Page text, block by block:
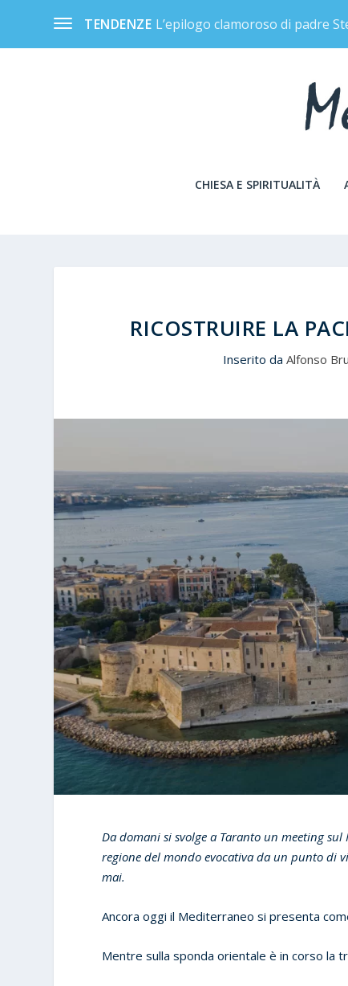
TENDENZE L’epilogo clamoroso di padre
CHIESA E SPIRITUALITÀ
RICOSTRUIRE LA
Inserito da Alfonso
Da domani si svolge a Taranto un meeting
regione del mondo evocativa da un punto di
mai.
Ancora oggi il Mediterraneo si presenta
Mentre sulla sponda orientale è in corso la